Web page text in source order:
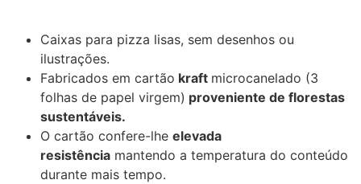
Caixas para pizza lisas, sem desenhos ou
ilustrações.
Fabricados em cartão kraft microcanelado (3
folhas de papel virgem) proveniente de florestas
sustentáveis.
O cartão confere-lhe elevada
resistência mantendo a temperatura do conteúdo
durante mais tempo.